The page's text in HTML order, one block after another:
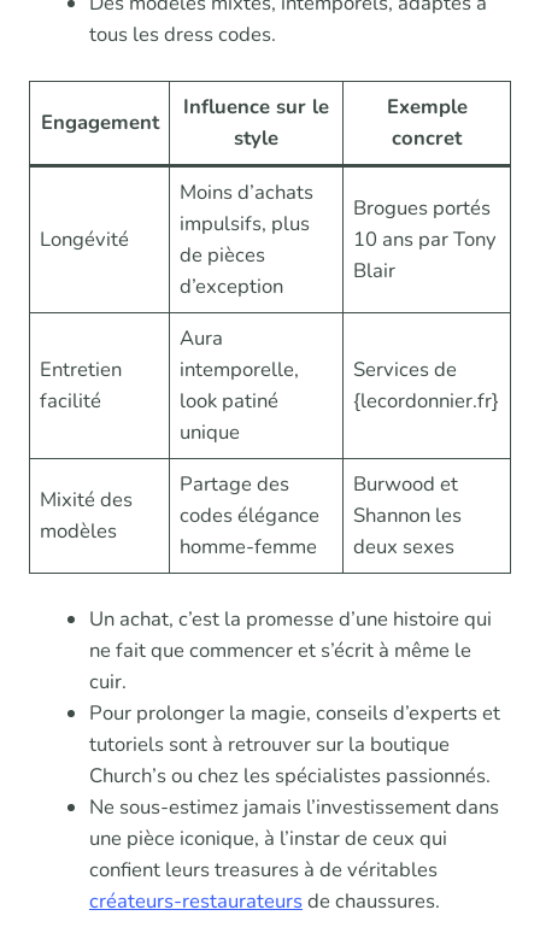
tous les dress codes.
Engagement
Influence sur le
style
Exemple
concret
Longévité
Moins d’achats
impulsifs, plus
de pièces
d’exception
Brogues portés
10 ans par Tony
Blair
Entretien
facilité
Aura
intemporelle,
look patiné
unique
Services de
{lecordonnier.fr}
Mixité des
modèles
Partage des
codes élégance
homme-femme
Burwood et
Shannon les
deux sexes
Un achat, c’est la promesse d’une histoire qui
ne fait que commencer et s’écrit à même le
cuir.
Pour prolonger la magie, conseils d’experts et
tutoriels sont à retrouver sur la boutique
Church’s ou chez les spécialistes passionnés.
Ne sous-estimez jamais l’investissement dans
une pièce iconique, à l’instar de ceux qui
confient leurs treasures à de véritables
créateurs-restaurateursde chaussures.